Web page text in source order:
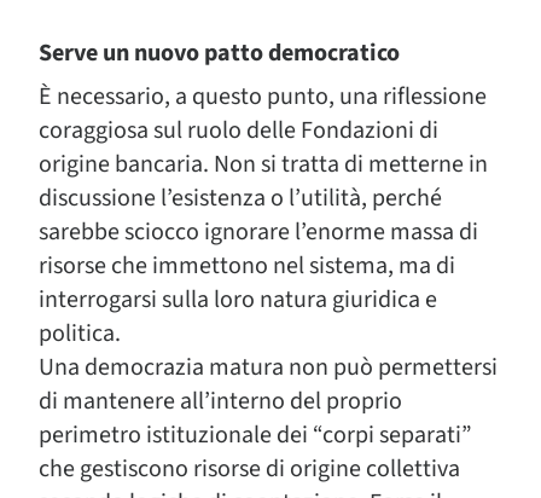
Serve un nuovo patto democratico
È necessario, a questo punto, una riflessione
coraggiosa sul ruolo delle Fondazioni di
origine bancaria. Non si tratta di metterne in
discussione l’esistenza o l’utilità, perché
sarebbe sciocco ignorare l’enorme massa di
risorse che immettono nel sistema, ma di
interrogarsi sulla loro natura giuridica e
politica.
Una democrazia matura non può permettersi
di mantenere all’interno del proprio
perimetro istituzionale dei “corpi separati”
che gestiscono risorse di origine collettiva